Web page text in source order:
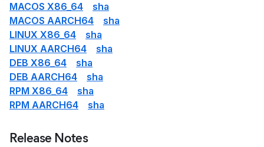
MACOS X86_64
sha
MACOS AARCH64
sha
LINUX X86_64
sha
LINUX AARCH64
sha
DEB X86_64
sha
DEB AARCH64
sha
RPM X86_64
sha
RPM AARCH64
sha
Release Notes